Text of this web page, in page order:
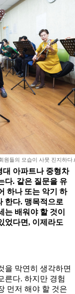
들의 모습이 사뭇 진지하다
대 아파트나 중형차
다. 같은 질문을 유
하나 또는 악기 하
한다. 맹목적으로
는 배워야 할 것이
었다면, 이제라도
을 막연히 생각하면
른다. 하지만 경험
먼저 해야 할 것은